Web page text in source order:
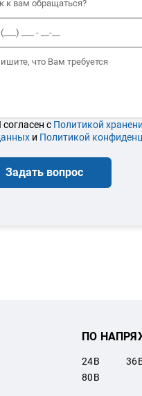
согласен с Политикой
и Политикой
Задать вопрос
ПО
24В 36
80В